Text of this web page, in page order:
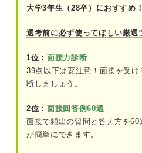
面接官：社長や
面接時間：およ
対面での一問一答だけ
のパターン
大学3年生（28卒）におすすめ！
選考前に必ず使ってほしい厳選
1位： 面接力診断
39点以下は要注意！面接を受
断しましょう。
2位： 面接回答例60選
面接で頻出の質問と答え方を
が簡単にできます。